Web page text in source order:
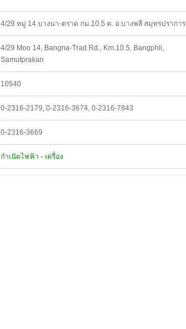
4/29 หมู่ 14 บางนา-ตราด กม.10.5 ต. อ.บางพลี สมุทรปราการ
4/29 Moo 14, Bangna-Trad Rd., Km.10.5, Bangphli,
Samutprakan
10540
0-2316-2179, 0-2316-3674, 0-2316-7843
0-2316-3669
กำเนิดไฟฟ้า - เครื่อง